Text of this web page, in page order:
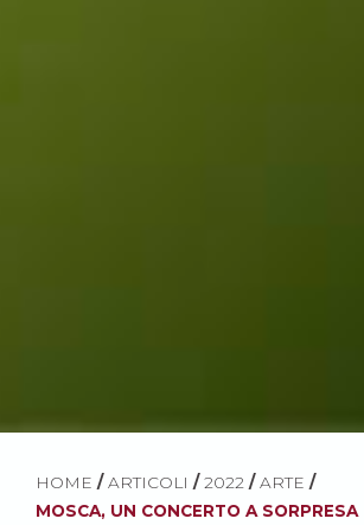
HOME / ARTICOLI / 2022 / ARTE /
MOSCA, UN CONCERTO A SORPRESA